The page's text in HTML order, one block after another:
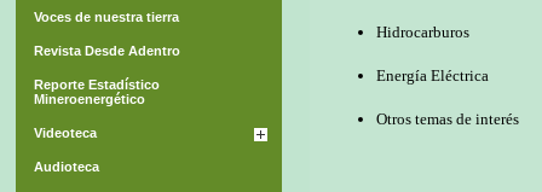
Voces de nuestra tierra
Revista Desde Adentro
Reporte Estadístico
Mineroenergético
Videoteca
Audioteca
Hidrocarburos
Energía Eléctrica
Otros temas de interés